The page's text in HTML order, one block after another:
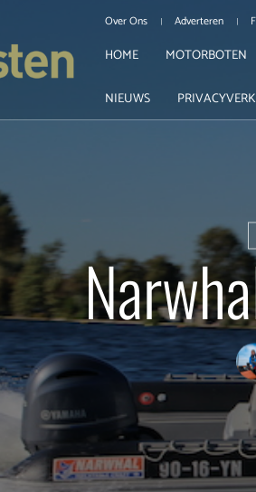
Over Ons Adverteren
HOME MOTORBOTEN
NIEUWS